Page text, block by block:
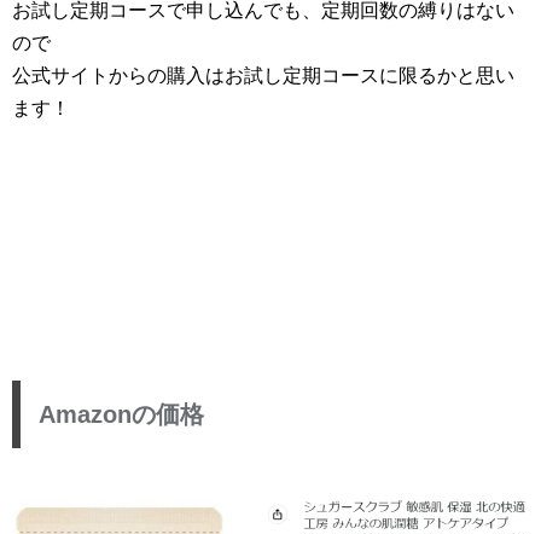
お試し定期コースで申し込んでも、定期回数の縛りはない
ので
公式サイトからの購入はお試し定期コースに限るかと思い
ます！
Amazonの価格